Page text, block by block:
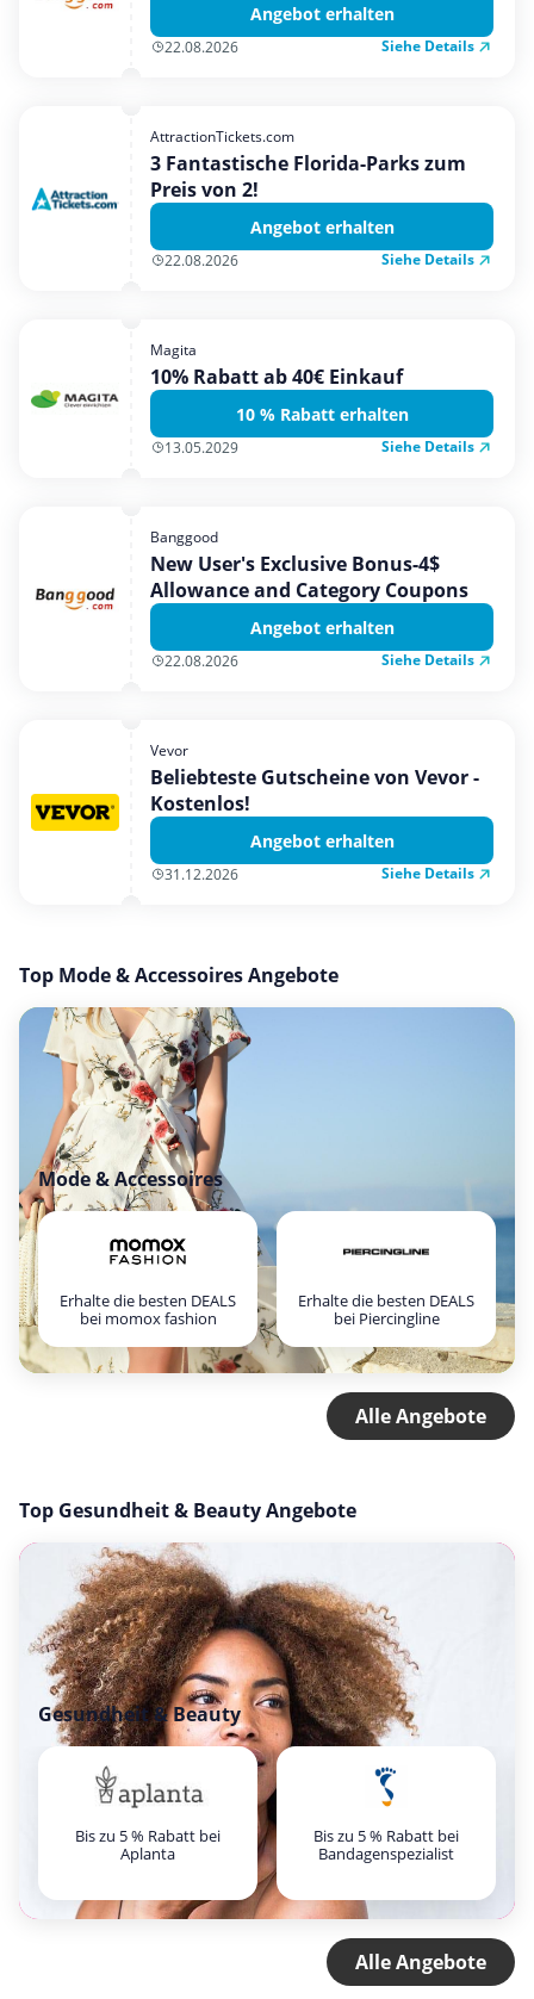
Angebot erhalten
22.08.2026 Siehe Details
AttractionTickets.com
3 Fantastische Florida-Parks zum
Preis von 2!
Angebot erhalten
22.08.2026 Siehe Details
Magita
10% Rabatt ab 40€ Einkauf
10 % Rabatt erhalten
13.05.2029 Siehe Details
Banggood
New User's Exclusive Bonus-4$
Allowance and Category Coupons
Angebot erhalten
22.08.2026 Siehe Details
Vevor
Beliebteste Gutscheine von Vevor -
Kostenlos!
Angebot erhalten
31.12.2026 Siehe Details
Top Mode & Accessoires Angebote
Mode & Accessoires
Erhalte die besten DEALS
bei momox fashion
Erhalte die besten DEALS
bei Piercingline
Alle Angebote
Top Gesundheit & Beauty Angebote
Gesundheit & Beauty
Bis zu 5 % Rabatt bei
Aplanta
Bis zu 5 % Rabatt bei
Bandagenspezialist
Alle Angebote